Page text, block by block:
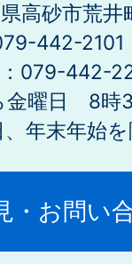
高砂市荒井
442-2101
079-442-
金曜日 8時
、年末年始
・お問い